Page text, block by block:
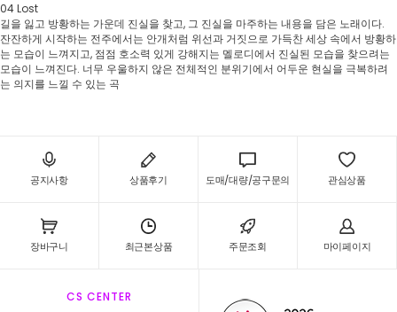
04 Lost
길을 잃고 방황하는 가운데 진실을 찾고, 그 진실을 마주하는 내용을 담은 노래이다.
잔잔하게 시작하는 전주에서는 안개처럼 위선과 거짓으로 가득찬 세상 속에서 방황하
는 모습이 느껴지고, 점점 호소력 있게 강해지는 멜로디에서 진실된 모습을 찾으려는
모습이 느껴진다. 너무 우울하지 않은 전체적인 분위기에서 어두운 현실을 극복하려
는 의지를 느낄 수 있는 곡
공지사항 상품후기 도매/대량/공구문의 관심상품
장바구니 최근본상품 주문조회 마이페이지
CS CENTER